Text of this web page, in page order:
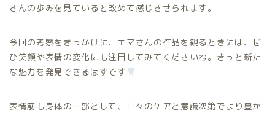
さんの歩みを見ていると改めて感じさせられます。
今回の考察をきっかけに、エマさんの作品を観るときには、ぜ
ひ笑顔や表情の変化にも注目してみてくださいね。きっと新た
な魅力を発見できるはずです
表情筋も身体の一部として、日々のケアと意識次第でより豊か